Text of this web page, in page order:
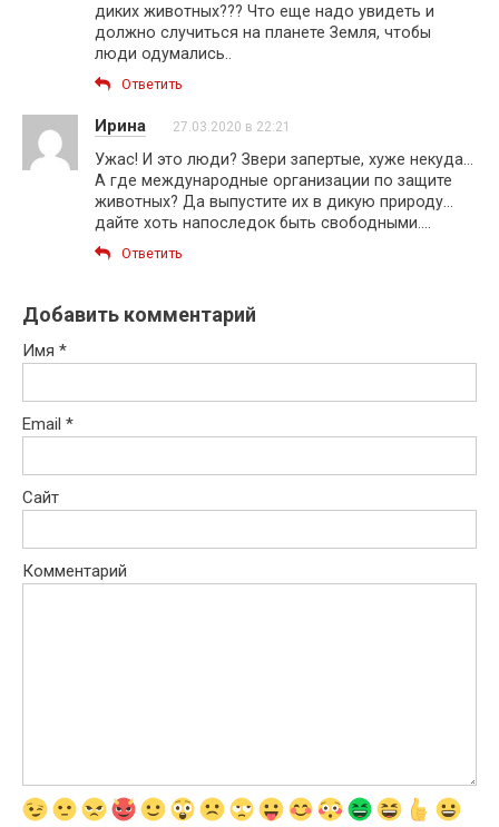
диких животных??? Что еще надо увидеть и
должно случиться на планете Земля, чтобы
люди одумались..
Ответить
Ирина 27.03.2020 в 22:21
Ужас! И это люди? Звери запертые, хуже некуда…
А где международные организации по защите
животных? Да выпустите их в дикую природу…
дайте хоть напоследок быть свободными….
Ответить
Добавить комментарий
Имя *
Email *
Сайт
Комментарий